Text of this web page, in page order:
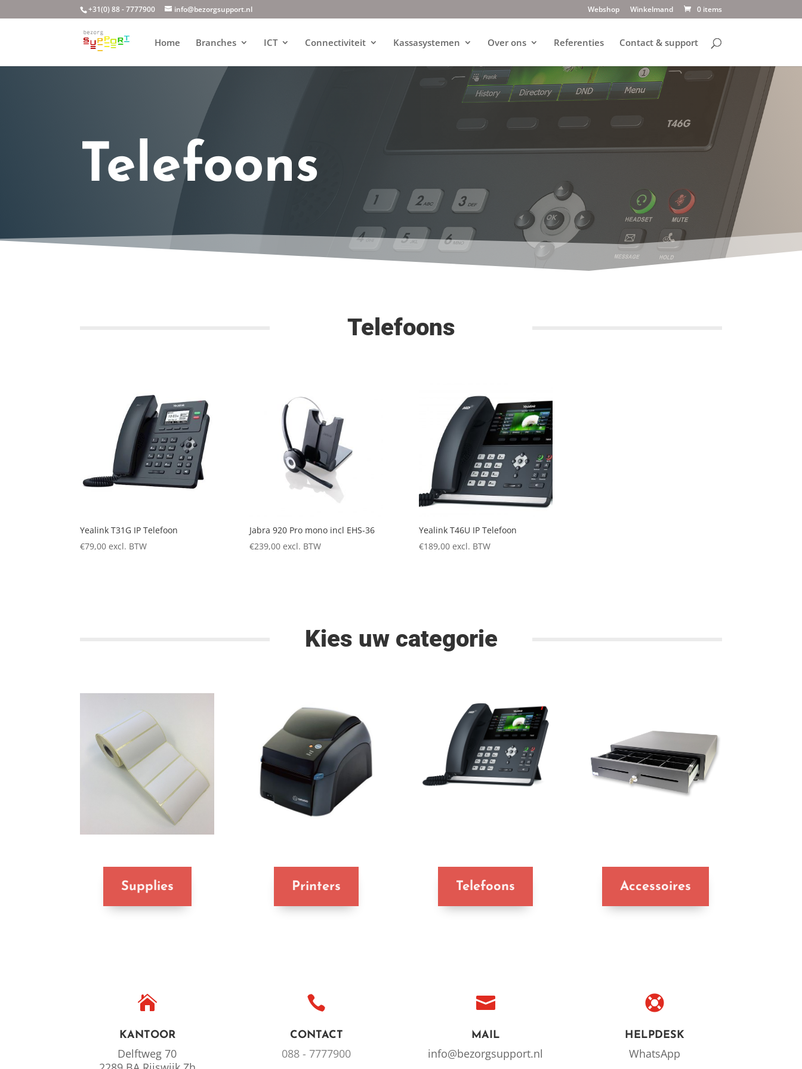
+31(0) 88 - 7777900 info@bezorgsupport.nl Webshop Winkelmand 0 items
Home Branches ICT Connectiviteit Kassasystemen Over ons Referenties Contact & support
Telefoons
Telefoons
Yealink T31G IP Telefoon
€79,00 excl. BTW
Jabra 920 Pro mono incl EHS-36
€239,00 excl. BTW
Yealink T46U IP Telefoon
€189,00 excl. BTW
Kies uw categorie
Supplies Printers Telefoons Accessoires

KANTOOR
Delftweg 70

CONTACT
088 - 7777900

MAIL
info@bezorgsupport.nl

HELPDESK
WhatsApp